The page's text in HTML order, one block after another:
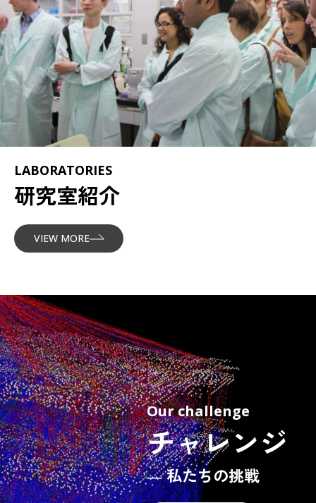
LABORATORIES
研究室紹介
VIEW MORE
Our challenge
チャレンジ
― 私たちの挑戦